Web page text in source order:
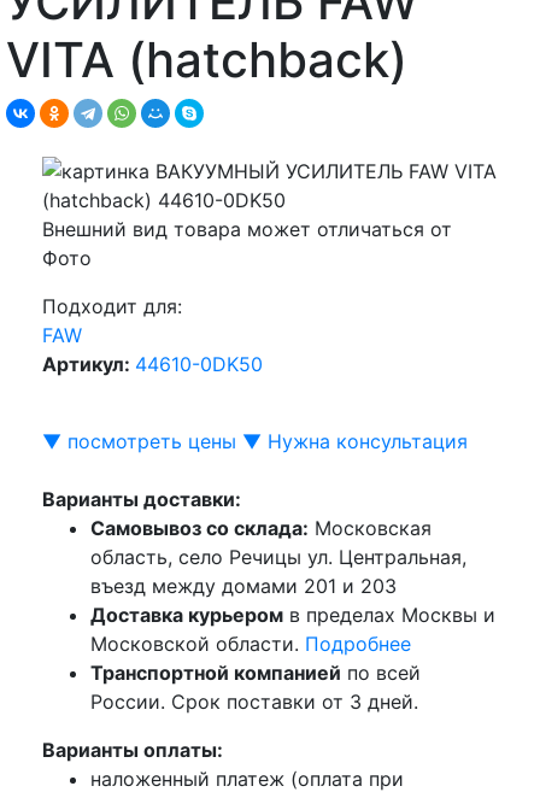
VITA (hatchback)
Внешний вид товара может отличаться от
Фото
Подходит для:
FAW
Артикул: 44610-0DK50
▼ посмотреть цены ▼ Нужна консультация
Варианты доставки:
Самовывоз со склада: Московская
область, село Речицы ул. Центральная,
въезд между домами 201 и 203
Доставка курьером в пределах Москвы и
Московской области. Подробнее
Транспортной компанией по всей
России. Срок поставки от 3 дней.
Варианты оплаты:
наложенный платеж (оплата при